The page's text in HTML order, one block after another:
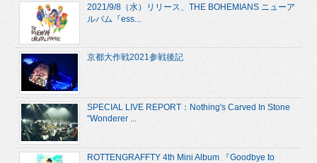
2021/9/8（水）リリース、THE BOHEMIANS ニューア
ルバム『ess...
京都大作戦2021参戦後記
SPECIAL LIVE REPORT：Nothing's Carved In Stone
“Wonderer ...
ROTTENGRAFFTY 4th Mini Album 『Goodbye to